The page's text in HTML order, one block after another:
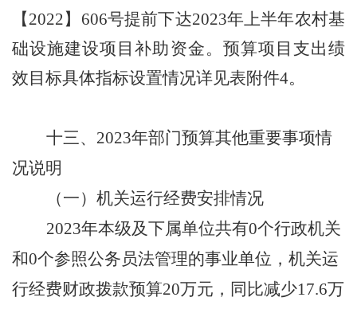
【2022】606号提前下达2023年上半年农村基
础设施建设项目补助资金。 预算项目支出绩
效目标具体指标设置情况详见表附件4。
十三、 2023年部门预算其他重要事项情
况说明
（一）机关运行经费安排情况
2023年本级及下属单位共有0个行政机关
和0个参照公务员法管理的事业单位，机关运
行经费财政拨款预算20万元，同比减少17.6万